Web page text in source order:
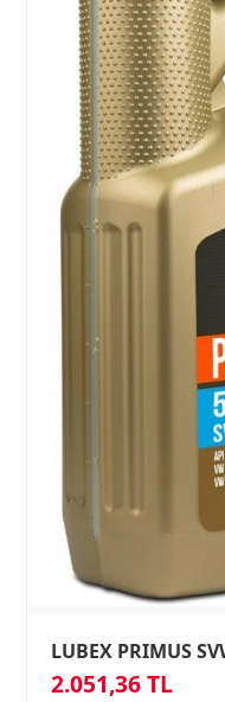
LUBEX PRIMUS
2.051,36 TL